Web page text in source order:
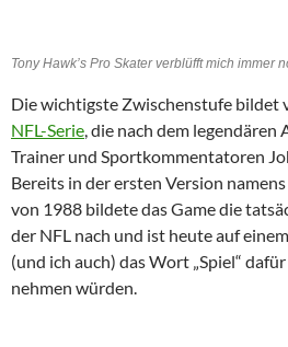
Tony Hawk’s Pro Skater verblüfft mich immer
Die wichtigste Zwischenstufe bildet
NFL-Serie, die nach dem
Trainer und Sportkommentatoren
Bereits in der ersten Version
von 1988 bildete das Game die
der NFL nach und ist heute auf
(und ich auch) das Wort „Spiel“
nehmen würden.